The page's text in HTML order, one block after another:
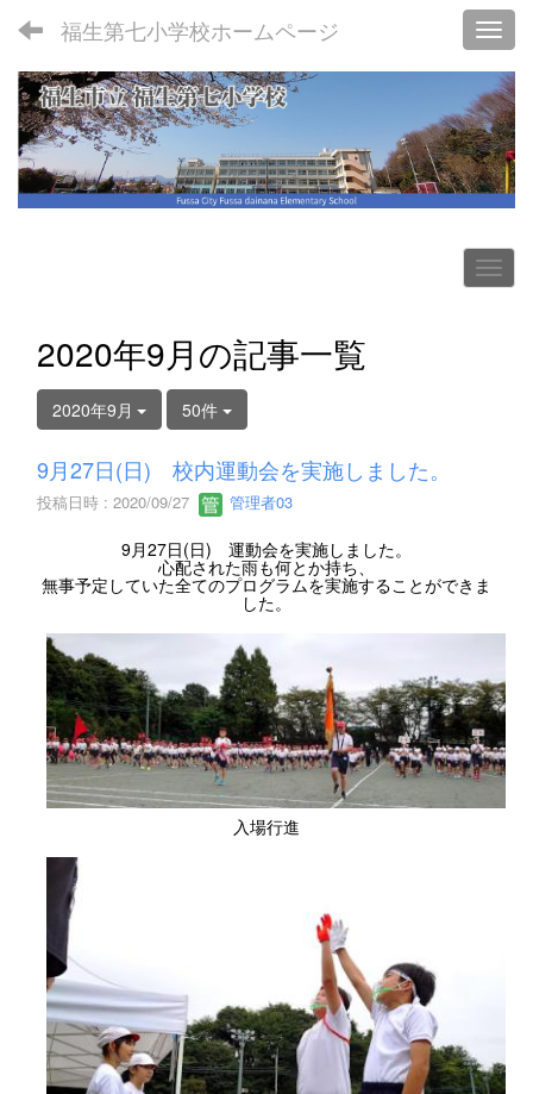
福生第七小学校ホームページ
2020年9月の記事一覧
2020年9月 50件
9月27日(日) 校内運動会を実施しました。
投稿日時 : 2020/09/27 管理者03
9月27日(日) 運動会を実施しました。
心配された雨も何とか持ち、
無事予定していた全てのプログラムを実施することができま
した。
入場行進